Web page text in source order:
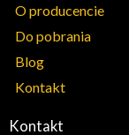
O producencie
Do pobrania
Blog
Kontakt
Kontakt